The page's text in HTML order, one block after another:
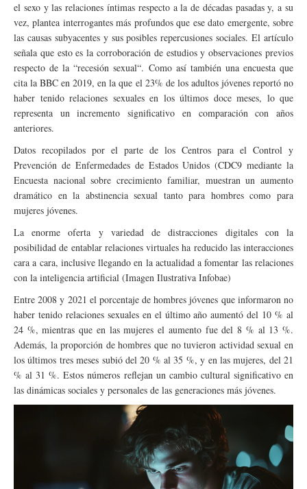
el sexo y las relaciones íntimas respecto a la de décadas pasadas y, a su
vez, plantea interrogantes más profundos que ese dato emergente, sobre
las causas subyacentes y sus posibles repercusiones sociales. El artículo
señala que esto es la corroboración de estudios y observaciones previos
respecto de la “recesión sexual“. Como así también una encuesta que
cita la BBC en 2019, en la que el 23% de los adultos jóvenes reportó no
haber tenido relaciones sexuales en los últimos doce meses, lo que
representa un incremento significativo en comparación con años
anteriores.
Datos recopilados por el parte de los Centros para el Control y
Prevención de Enfermedades de Estados Unidos (CDC9 mediante la
Encuesta nacional sobre crecimiento familiar, muestran un aumento
dramático en la abstinencia sexual tanto para hombres como para
mujeres jóvenes.
La enorme oferta y variedad de distracciones digitales con la
posibilidad de entablar relaciones virtuales ha reducido las interacciones
cara a cara, inclusive llegando en la actualidad a fomentar las relaciones
con la inteligencia artificial (Imagen Ilustrativa Infobae)
Entre 2008 y 2021 el porcentaje de hombres jóvenes que informaron no
haber tenido relaciones sexuales en el último año aumentó del 10 % al
24 %, mientras que en las mujeres el aumento fue del 8 % al 13 %.
Además, la proporción de hombres que no tuvieron actividad sexual en
los últimos tres meses subió del 20 % al 35 %, y en las mujeres, del 21
% al 31 %. Estos números reflejan un cambio cultural significativo en
las dinámicas sociales y personales de las generaciones más jóvenes.